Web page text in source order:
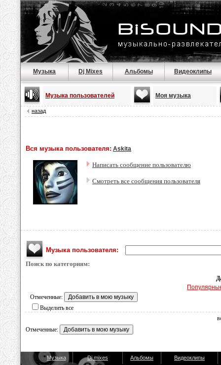
Музыка Dj Mixes Альбомы Видеоклипы
Музыка пользователей Моя музыка
назад
Вся музыка пользователя: Askita
Написать сообщение пользователю
Смотреть все сообщения пользователя
Музыка пользователя:
Поиск по категориям:
Отмеченные:
Выделить все
Отмеченные:
Музыка Dj mixes Альбомы
Видеоклипы